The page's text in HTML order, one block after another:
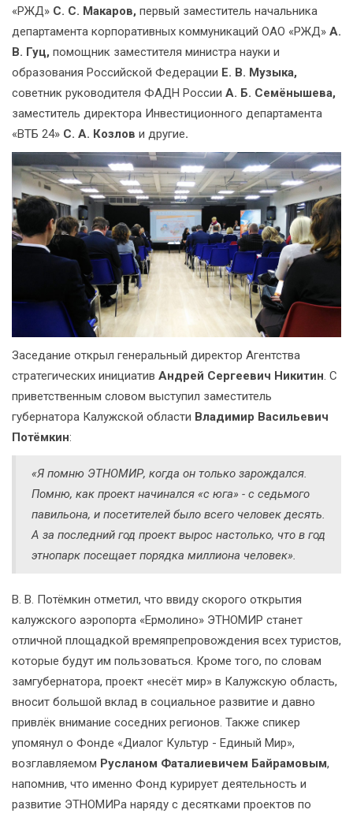
«РЖД» С. С. Макаров, первый заместитель начальника
департамента корпоративных коммуникаций ОАО «РЖД» А.
В. Гуц, помощник заместителя министра науки и
образования Российской Федерации Е. В. Музыка,
советник руководителя ФАДН России А. Б. Семёнышева,
заместитель директора Инвестиционного департамента
«ВТБ 24» С. А. Козлов и другие.
Заседание открыл генеральный директор Агентства
стратегических инициатив Андрей Сергеевич Никитин. С
приветственным словом выступил заместитель
губернатора Калужской области Владимир Васильевич
Потёмкин:
«Я помню ЭТНОМИР, когда он только зарождался.
Помню, как проект начинался «с юга» - с седьмого
павильона, и посетителей было всего человек десять.
А за последний год проект вырос настолько, что в год
этнопарк посещает порядка миллиона человек».
В. В. Потёмкин отметил, что ввиду скорого открытия
калужского аэропорта «Ермолино» ЭТНОМИР станет
отличной площадкой времяпрепровождения всех туристов,
которые будут им пользоваться. Кроме того, по словам
замгубернатора, проект «несёт мир» в Калужскую область,
вносит большой вклад в социальное развитие и давно
привлёк внимание соседних регионов. Также спикер
упомянул о Фонде «Диалог Культур - Единый Мир»,
возглавляемом Русланом Фаталиевичем Байрамовым,
напомнив, что именно Фонд курирует деятельность и
развитие ЭТНОМИРа наряду с десятками проектов по